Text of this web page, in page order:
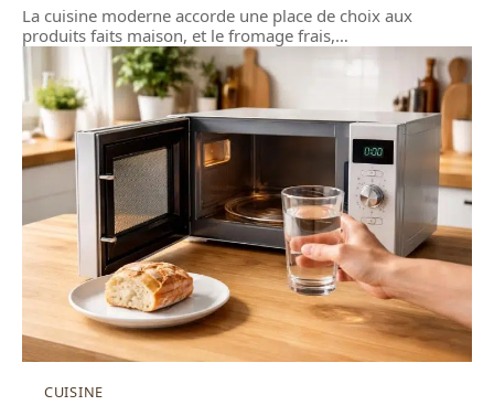
La cuisine moderne accorde une place de choix aux
produits faits maison, et le fromage frais,…
CUISINE